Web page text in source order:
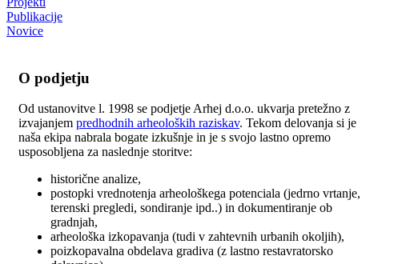
Publikacije
Novice
O podjetju
Od ustanovitve l. 1998 se podjetje Arhej d.o.o. ukvarja pretežno z
izvajanjem predhodnih arheoloških raziskav. Tekom delovanja si je
naša ekipa nabrala bogate izkušnje in je s svojo lastno opremo
usposobljena za naslednje storitve:
historične analize,
postopki vrednotenja arheološkega potenciala (jedrno vrtanje,
terenski pregledi, sondiranje ipd..) in dokumentiranje ob
gradnjah,
arheološka izkopavanja (tudi v zahtevnih urbanih okoljih),
poizkopavalna obdelava gradiva (z lastno restavratorsko